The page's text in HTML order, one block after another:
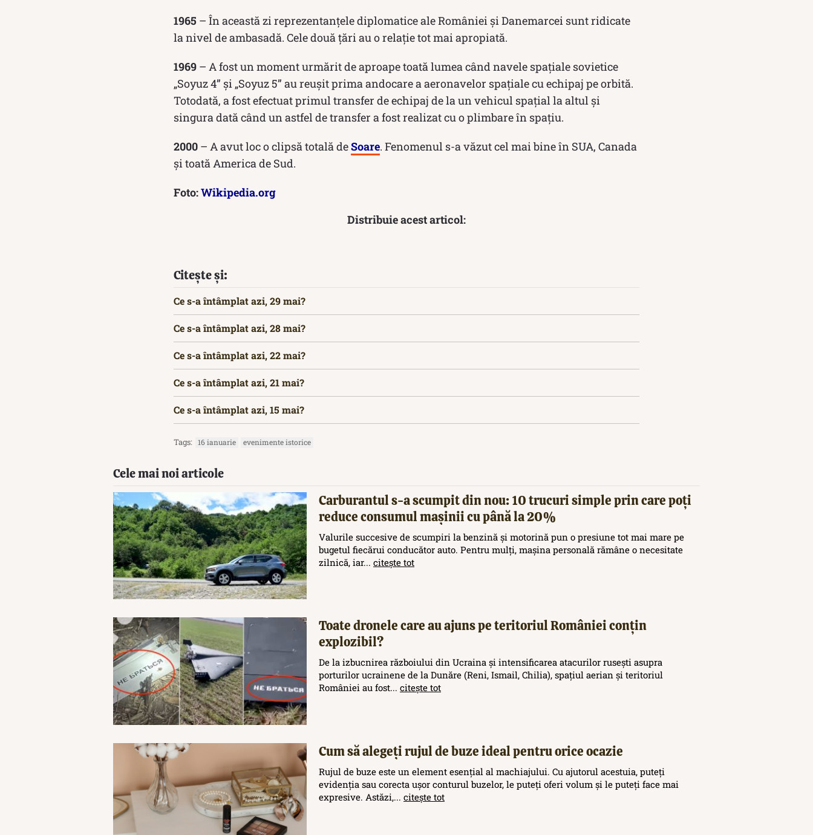
1965 – În această zi reprezentanțele diplomatice ale României și Danemarcei sunt ridicate
la nivel de ambasadă. Cele două țări au o relație tot mai apropiată.
1969 – A fost un moment urmărit de aproape toată lumea când navele spațiale sovietice
„Soyuz 4” și „Soyuz 5” au reușit prima andocare a aeronavelor spațiale cu echipaj pe orbită.
Totodată, a fost efectuat primul transfer de echipaj de la un vehicul spațial la altul și
singura dată când un astfel de transfer a fost realizat cu o plimbare în spațiu.
2000 – A avut loc o clipsă totală deSoare. Fenomenul s-a văzut cel mai bine în SUA, Canada
și toată America de Sud.
Foto:Wikipedia.org
Distribuie acest articol:
Citește și:
Ce s-a întâmplat azi, 29 mai?
Ce s-a întâmplat azi, 28 mai?
Ce s-a întâmplat azi, 22 mai?
Ce s-a întâmplat azi, 21 mai?
Ce s-a întâmplat azi, 15 mai?
Tags: 16 ianuarie evenimente istorice
Cele mai noi articole
Carburantul s-a scumpit din nou: 10 trucuri simple prin care poți
reduce consumul mașinii cu până la 20%
Valurile succesive de scumpiri la benzină și motorină pun o presiune tot mai mare pe
bugetul fiecărui conducător auto. Pentru mulți, mașina personală rămâne o necesitate
zilnică, iar... citește tot
Toate dronele care au ajuns pe teritoriul României conțin
explozibil?
De la izbucnirea războiului din Ucraina și intensificarea atacurilor rusești asupra
porturilor ucrainene de la Dunăre (Reni, Ismail, Chilia), spațiul aerian și teritoriul
României au fost... citește tot
Cum să alegeți rujul de buze ideal pentru orice ocazie
Rujul de buze este un element esențial al machiajului. Cu ajutorul acestuia, puteți
evidenția sau corecta ușor conturul buzelor, le puteți oferi volum și le puteți face mai
expresive. Astăzi,... citește tot